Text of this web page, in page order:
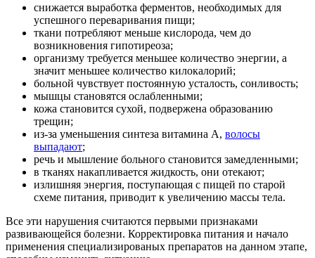
снижается выработка ферментов, необходимых для
успешного переваривания пищи;
ткани потребляют меньше кислорода, чем до
возникновения гипотиреоза;
организму требуется меньшее количество энергии, а
значит меньшее количество килокалорий;
больной чувствует постоянную усталость, сонливость;
мышцы становятся ослабленными;
кожа становится сухой, подвержена образованию
трещин;
из-за уменьшения синтеза витамина А, волосы
выпадают;
речь и мышление больного становится замедленными;
в тканях накапливается жидкость, они отекают;
излишняя энергия, поступающая с пищей по старой
схеме питания, приводит к увеличению массы тела.
Все эти нарушения считаются первыми признаками
развивающейся болезни. Корректировка питания и начало
применения специализированых препаратов на данном этапе,